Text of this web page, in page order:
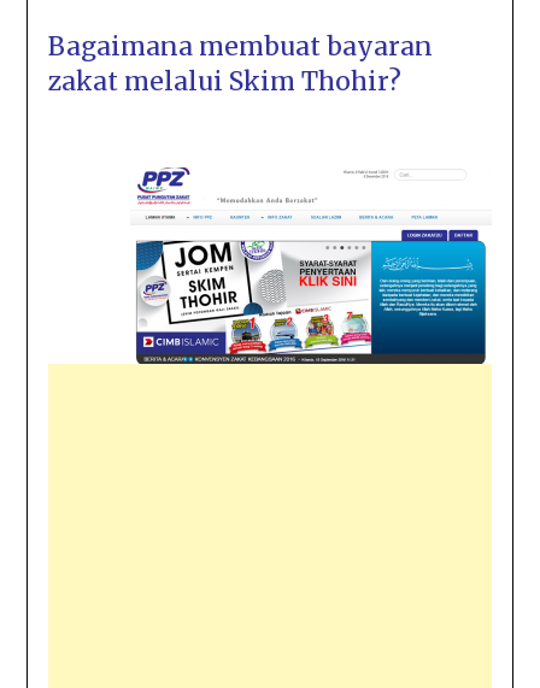
Bagaimana membuat bayaran
zakat melalui Skim Thohir?